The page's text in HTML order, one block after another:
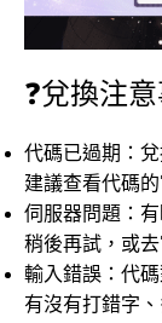
❓兌換注
代碼已過期：
建議查看代碼
伺服器問題：
稍後再試，或
輸入錯誤：代
有沒有打錯字